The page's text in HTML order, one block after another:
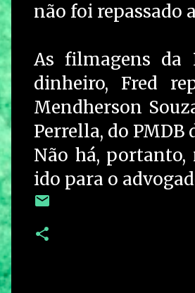
não foi repassado
As filmagens da
dinheiro, Fred
Mendherson
Perrella, do PMDB
Não há, portanto,
ido para o